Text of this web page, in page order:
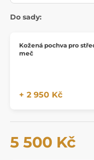
Do sady:
Kožená pochva pro
meč
+ 2 950 Kč
5 500 Kč